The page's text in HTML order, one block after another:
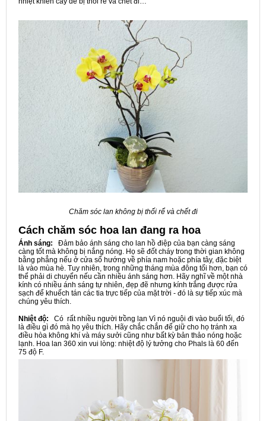
Chăm sóc lan không bị thối rể và chết đi
Cách chăm sóc hoa lan đang ra hoa
Ánh sáng: Đảm bảo ánh sáng cho lan hồ điệp của bạn càng sáng
càng tốt mà không bị nắng nóng. Họ sẽ đốt cháy trong thời gian không
bằng phẳng nếu ở cửa sổ hướng về phía nam hoặc phía tây, đặc biệt
là vào mùa hè. Tuy nhiên, trong những tháng mùa đông tối hơn, bạn có
thể phải di chuyển nếu cần nhiều ánh sáng hơn. Hãy nghĩ về một nhà
kính có nhiều ánh sáng tự nhiên, đẹp đẽ nhưng kính trắng được rửa
sạch để khuếch tán các tia trực tiếp của mặt trời - đó là sự tiếp xúc mà
chúng yêu thích.
Nhiệt độ:
Có rất nhiều người trồng lan Vì nó nguội đi vào buổi tối, đó
là điều gì đó mà họ yêu thích. Hãy chắc chắn để giữ cho họ tránh xa
điều hòa không khí và máy sưởi cũng như bất kỳ bản thảo nóng hoặc
lạnh. Hoa lan 360 xin vui lòng: nhiệt độ lý tưởng cho Phals là 60 đến
75 độ F.